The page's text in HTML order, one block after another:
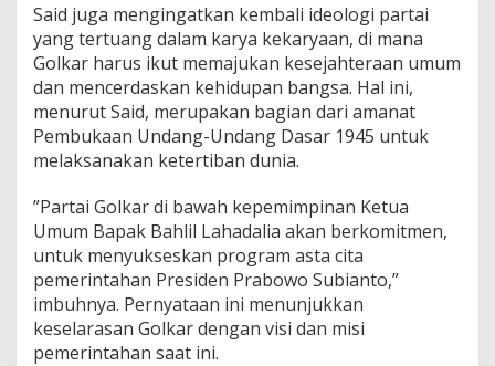
n
g
a
n
u
n
t
u
k
a
l
e
s
i
n
a
​Said juga mengingatkan kembali ideologi partai
yang tertuang dalam karya kekaryaan, di mana
Golkar harus ikut memajukan kesejahteraan umum
dan mencerdaskan kehidupan bangsa. Hal ini,
menurut Said, merupakan bagian dari amanat
Pembukaan Undang-Undang Dasar 1945 untuk
melaksanakan ketertiban dunia.
​”Partai Golkar di bawah kepemimpinan Ketua
Umum Bapak Bahlil Lahadalia akan berkomitmen,
untuk menyukseskan program asta cita
pemerintahan Presiden Prabowo Subianto,”
imbuhnya. Pernyataan ini menunjukkan
keselarasan Golkar dengan visi dan misi
pemerintahan saat ini.